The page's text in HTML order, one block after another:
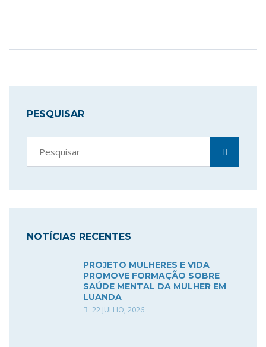
PESQUISAR
NOTÍCIAS RECENTES
PROJETO MULHERES E VIDA
PROMOVE FORMAÇÃO SOBRE
SAÚDE MENTAL DA MULHER EM
LUANDA
22 JULHO, 2026